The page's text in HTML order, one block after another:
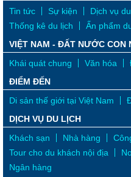
Tin tức
Sự kiện Dịch vụ
Thống kê du lịch
Ấn phẩm
VIỆT NAM - ĐẤT NƯỚC CON
Khái quát chung
Văn hóa
ĐIỂM ĐẾN
Di sản thế giới tại Việt Nam
DỊCH VỤ DU LỊCH
Khách sạn
Nhà hàng
Tour cho du khách nội địa
Ngân hàng